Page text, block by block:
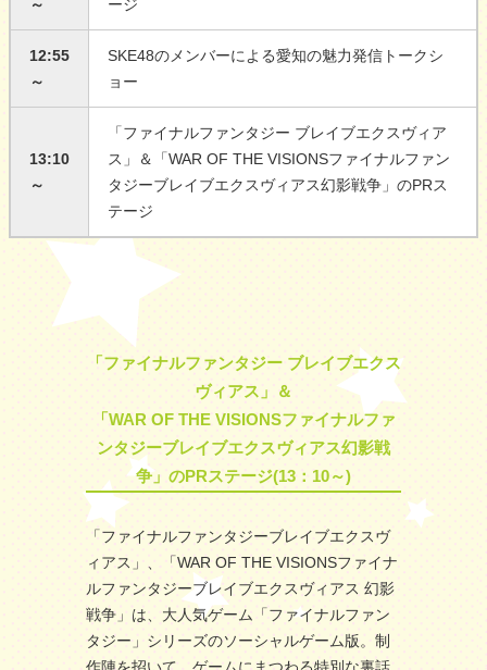
～
ージ
12:55
～
SKE48のメンバーによる愛知の魅力発信トークシ
ョー
13:10
～
「ファイナルファンタジー ブレイブエクスヴィア
ス」＆「WAR OF THE VISIONSファイナルファン
タジーブレイブエクスヴィアス幻影戦争」のPRス
テージ
「ファイナルファンタジー ブレイブエクス
ヴィアス」＆
「WAR OF THE VISIONSファイナルファ
ンタジーブレイブエクスヴィアス幻影戦
争」のPRステージ(13：10～)
「ファイナルファンタジーブレイブエクスヴ
ィアス」、「WAR OF THE VISIONSファイナ
ルファンタジーブレイブエクスヴィアス 幻影
戦争」は、大人気ゲーム「ファイナルファン
タジー」シリーズのソーシャルゲーム版。制
作陣を招いて、ゲームにまつわる特別な裏話